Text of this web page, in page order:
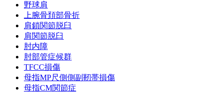
野球肩
上腕骨頚部骨折
肩鎖関節脱臼
肩関節脱臼
肘内障
肘部管症候群
TFCC損傷
母指MP尺側側副靭帯損傷
母指CM関節症